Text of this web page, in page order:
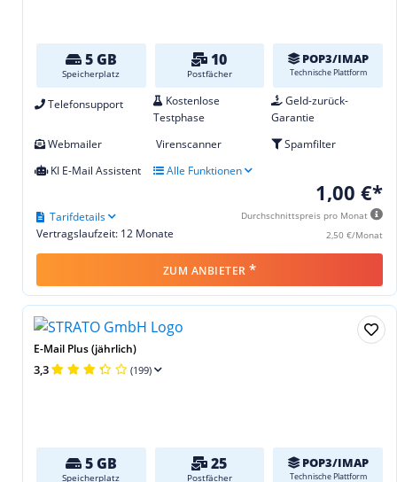
5 GB
Speicherplatz
10
Postfächer
POP3/IMAP
Technische Plattform
Telefonsupport
Kostenlose
Testphase
Geld-zurück-
Garantie
Webmailer
Virenscanner
Spamfilter
KI E-Mail Assistent
Alle Funktionen
1,00 €*
Durchschnittspreis pro Monat
2,50 €/Monat
Vertragslaufzeit: 12 Monate
Tarifdetails
ZUM ANBIETER *
E-Mail Plus (jährlich)
3,3 (199)
5 GB
Speicherplatz
25
Postfächer
POP3/IMAP
Technische Plattform